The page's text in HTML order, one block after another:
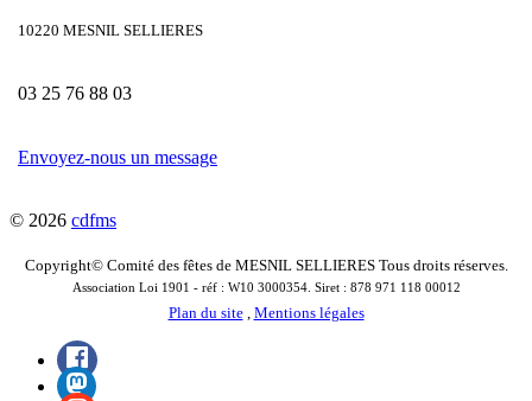
10220 MESNIL SELLIERES
03 25 76 88 03
Envoyez-nous un message
© 2026 cdfms
Copyright© Comité des fêtes de MESNIL SELLIERES Tous droits réserves.
Association Loi 1901 - réf : W10 3000354. Siret : 878 971 118 00012
Plan du site, Mentions légales